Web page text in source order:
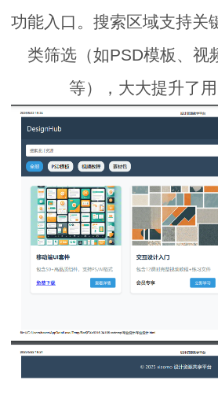
功能入口。搜索区域支持关
类筛选（如PSD模板、视
等），大大提升了用